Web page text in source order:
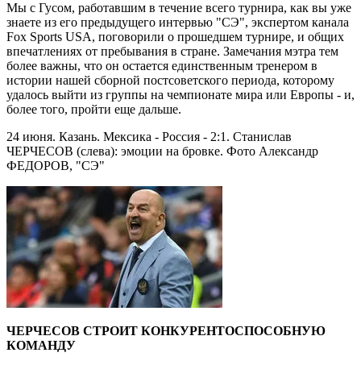
Мы с Гусом, работавшим в течение всего турнира, как вы уже
знаете из его предыдущего интервью "СЭ", экспертом канала
Fox Sports USA, поговорили о прошедшем турнире, и общих
впечатлениях от пребывания в стране. Замечания мэтра тем
более важны, что он остается единственным тренером в
истории нашей сборной постсоветского периода, которому
удалось выйти из группы на чемпионате мира или Европы - и,
более того, пройти еще дальше.
24 июня. Казань. Мексика - Россия - 2:1. Станислав
ЧЕРЧЕСОВ (слева): эмоции на бровке. Фото Александр
ФЕДОРОВ, "СЭ"
ЧЕРЧЕСОВ СТРОИТ КОНКУРЕНТОСПОСОБНУЮ
КОМАНДУ